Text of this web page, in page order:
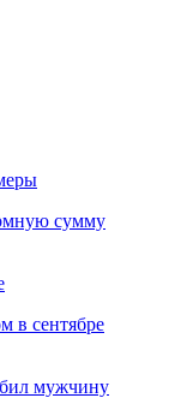
сумму
в сентябре
мужчину